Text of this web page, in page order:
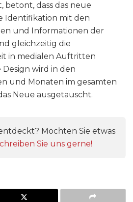
dass das neue
Identifikation mit den
und Informationen der
gleichzeitig die
in medialen Auftritten
wird in den
und Monaten im gesamten
Neue ausgetauscht.
Möchten Sie etwas
Sie uns gerne!